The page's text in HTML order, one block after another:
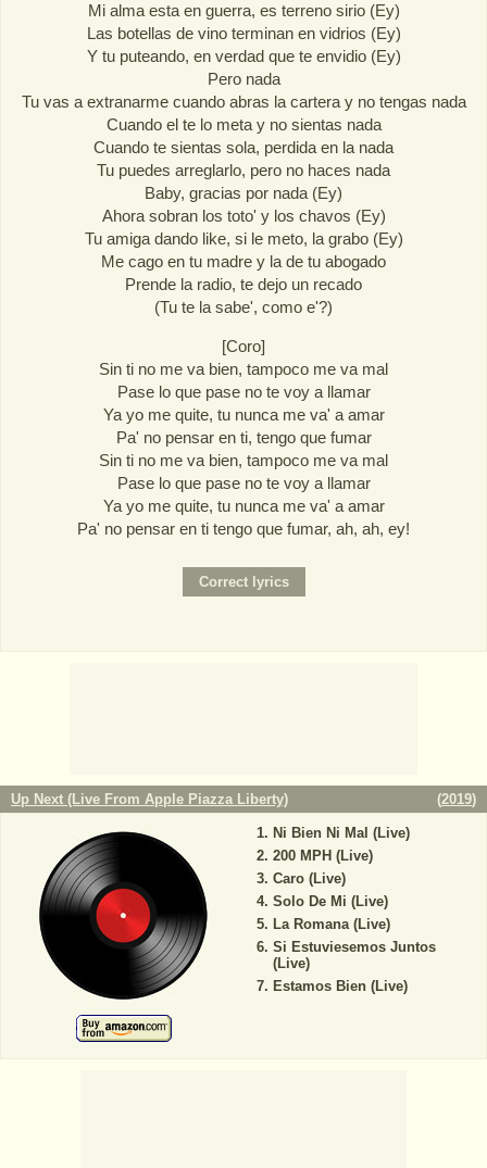
Mi alma esta en guerra, es terreno sirio (Ey)
Las botellas de vino terminan en vidrios (Ey)
Y tu puteando, en verdad que te envidio (Ey)
Pero nada
Tu vas a extranarme cuando abras la cartera y no tengas nada
Cuando el te lo meta y no sientas nada
Cuando te sientas sola, perdida en la nada
Tu puedes arreglarlo, pero no haces nada
Baby, gracias por nada (Ey)
Ahora sobran los toto' y los chavos (Ey)
Tu amiga dando like, si le meto, la grabo (Ey)
Me cago en tu madre y la de tu abogado
Prende la radio, te dejo un recado
(Tu te la sabe', como e'?)
[Coro]
Sin ti no me va bien, tampoco me va mal
Pase lo que pase no te voy a llamar
Ya yo me quite, tu nunca me va' a amar
Pa' no pensar en ti, tengo que fumar
Sin ti no me va bien, tampoco me va mal
Pase lo que pase no te voy a llamar
Ya yo me quite, tu nunca me va' a amar
Pa' no pensar en ti tengo que fumar, ah, ah, ey!
Up Next (Live From Apple Piazza Liberty) (2019)
Ni Bien Ni Mal (Live)
200 MPH (Live)
Caro (Live)
Solo De Mi (Live)
La Romana (Live)
Si Estuviesemos Juntos
(Live)
Estamos Bien (Live)